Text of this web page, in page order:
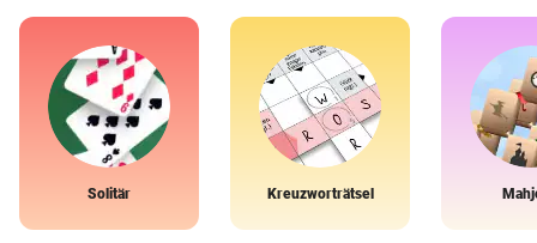
Solitär Kreuzworträtsel